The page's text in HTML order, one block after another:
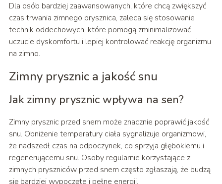
Dla osób bardziej zaawansowanych, które chcą zwiększyć
czas trwania zimnego prysznica, zaleca się stosowanie
technik oddechowych, które pomogą zminimalizować
uczucie dyskomfortu i lepiej kontrolować reakcję organizmu
na zimno.
Zimny prysznic a jakość snu
Jak zimny prysznic wpływa na sen?
Zimny prysznic przed snem może znacznie poprawić jakość
snu. Obniżenie temperatury ciała sygnalizuje organizmowi,
że nadszedł czas na odpoczynek, co sprzyja głębokiemu i
regenerującemu snu. Osoby regularnie korzystające z
zimnych pryszniców przed snem często zgłaszają, że budzą
się bardziej wypoczęte i pełne energii.